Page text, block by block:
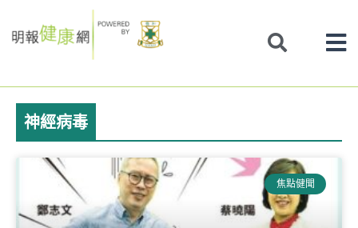
to
神經病毒
焦點健聞